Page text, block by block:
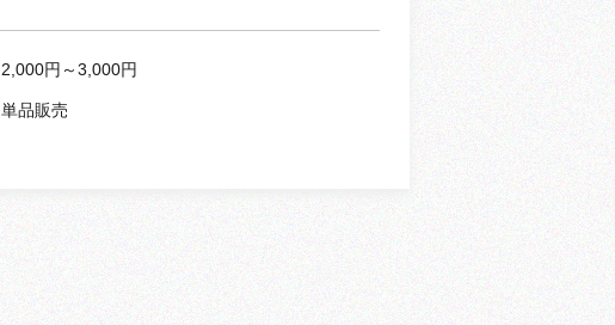
2,000円～3,000円
単品販売